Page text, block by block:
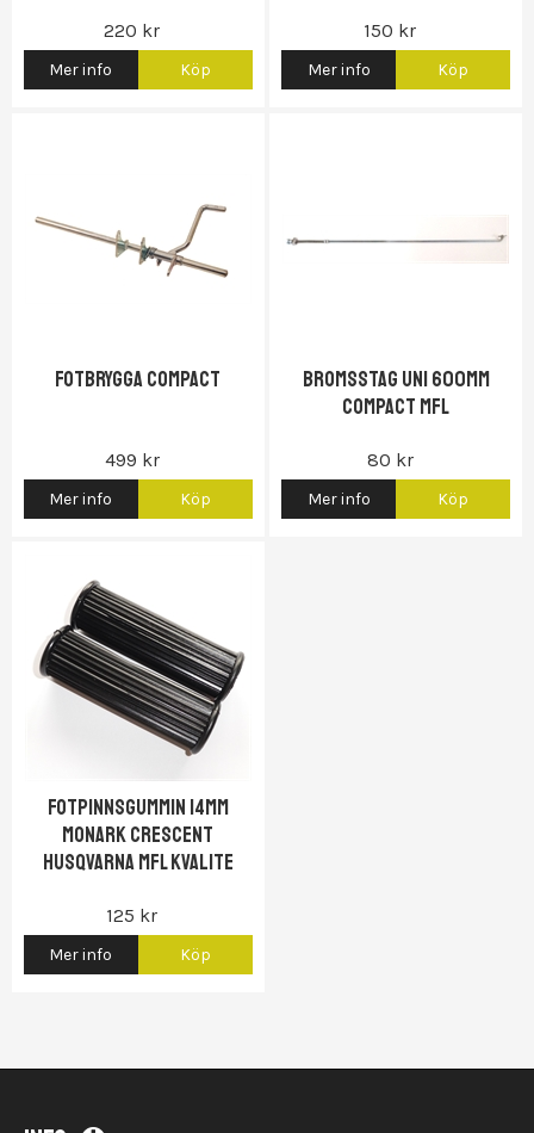
220 kr
Mer info Köp
150 kr
Mer info Köp
Fotbrygga Compact
499 kr
Mer info Köp
Bromsstag UNI 600mm
Compact Mfl
80 kr
Mer info Köp
Fotpinnsgummin 14mm
Monark Crescent
Husqvarna mfl Kvalite
125 kr
Mer info Köp